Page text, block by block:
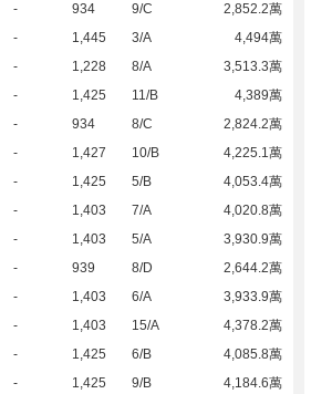
- 934 9/C
2,852.2萬
- 1,445 3/A
4,494萬
- 1,228 8/A
3,513.3萬
- 1,425 11/B
4,389萬
- 934 8/C
2,824.2萬
- 1,427 10/B
4,225.1萬
- 1,425 5/B
4,053.4萬
- 1,403 7/A
4,020.8萬
- 1,403 5/A
3,930.9萬
- 939 8/D
2,644.2萬
- 1,403 6/A
3,933.9萬
- 1,403 15/A
4,378.2萬
- 1,425 6/B
4,085.8萬
- 1,425 9/B
4,184.6萬